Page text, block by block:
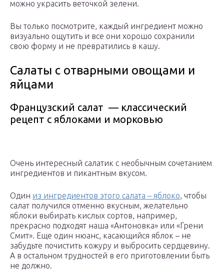
можно украсить веточкой зелени.
Вы только посмотрите, каждый ингредиент можно
визуально ощутить и все они хорошо сохранили
свою форму и не превратились в кашу.
Салаты с отварными овощами и
яйцами
Французский салат — классический
рецепт с яблоками и морковью
Очень интересный салатик с необычным сочетанием
ингредиентов и пикантным вкусом.
Один из ингредиентов этого салата – яблоко, чтобы
салат получился отменно вкусным, желательно
яблоки выбирать кислых сортов, например,
прекрасно подходят наша «Антоновка» или «Грени
Смит». Еще один нюанс, касающийся яблок – не
забудьте почистить кожуру и выбросить сердцевину.
А в остальном трудностей в его приготовлении быть
не должно.